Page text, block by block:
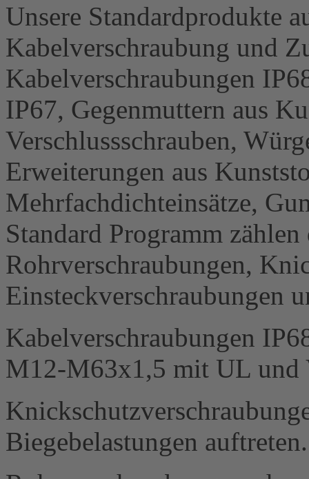
Unsere Standardprodukte
Kabelverschraubung und
Kabelverschraubungen
IP67, Gegenmuttern aus
Verschlussschrauben,
Erweiterungen aus
Mehrfachdichteinsätze,
Standard Programm zählen
Rohrverschraubungen,
Einsteckverschraubungen
Kabelverschraubungen
M12-M63x1,5 mit UL und
Biegebelastungen auftreten.